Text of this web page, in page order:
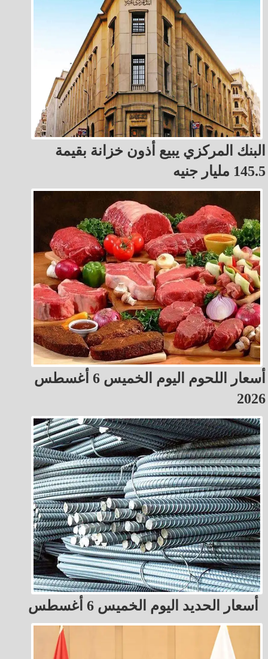
البنك المركزي يبيع أذون خزانة بقيمة
145.5 مليار جنيه
أسعار اللحوم اليوم الخميس 6 أغسطس
2026
أسعار الحديد اليوم الخميس 6 أغسطس